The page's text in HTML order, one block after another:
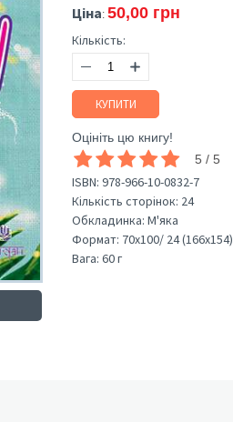
Ціна: 50,00 грн
Кількість:
КУПИТИ
Оцініть цю книгу!
5 / 5
ISBN: 978-966-10-0832-7
Кількість сторінок: 24
Обкладинка: М'яка
Формат: 70х100/ 24 (166х154)
Вага: 60 г